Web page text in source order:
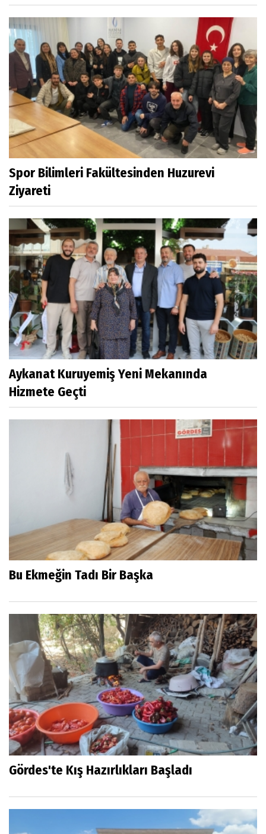
Spor Bilimleri Fakültesinden Huzurevi
Ziyareti
Aykanat Kuruyemiş Yeni Mekanında
Hizmete Geçti
Bu Ekmeğin Tadı Bir Başka
Gördes'te Kış Hazırlıkları Başladı